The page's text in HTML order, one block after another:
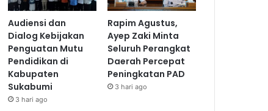
Audiensi dan
Dialog Kebijakan
Penguatan Mutu
Pendidikan di
Kabupaten
Sukabumi
3 hari ago
Rapim Agustus,
Ayep Zaki Minta
Seluruh Perangkat
Daerah Percepat
Peningkatan PAD
3 hari ago